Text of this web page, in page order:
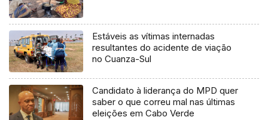
Estáveis as vítimas internadas
resultantes do acidente de viação
no Cuanza-Sul
Candidato à liderança do MPD quer
saber o que correu mal nas últimas
eleições em Cabo Verde